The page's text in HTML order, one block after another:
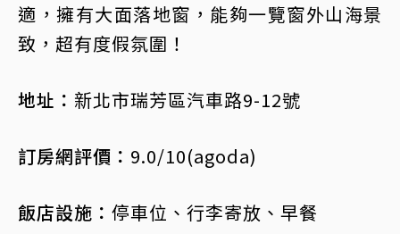
適，擁有大面落地窗，能夠一覽窗外山海景
致，超有度假氛圍！
地址： 新北市瑞芳區汽車路9-12號
訂房網評價： 9.0/10(agoda)
飯店設施： 停車位、行李寄放、早餐